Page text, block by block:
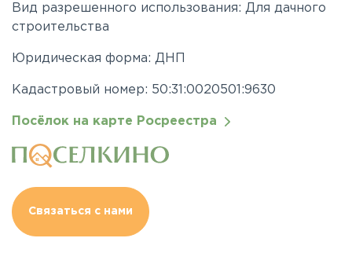
Вид разрешенного использования: Для дачного
строительства
Юридическая форма: ДНП
Кадастровый номер: 50:31:0020501:9630
Посёлок на карте Росреестра
Связаться с нами